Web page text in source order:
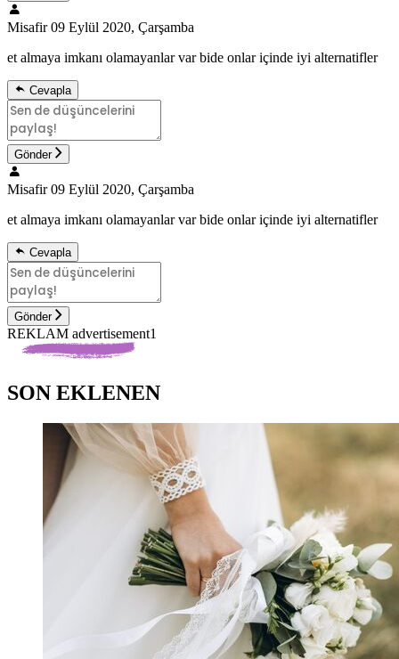
Misafir 09 Eylül 2020, Çarşamba
et almaya imkanı olamayanlar var bide onlar içinde iyi alternatifler
Cevapla
Gönder
Misafir 09 Eylül 2020, Çarşamba
et almaya imkanı olamayanlar var bide onlar içinde iyi alternatifler
Cevapla
Gönder
REKLAM advertisement1
SON EKLENEN